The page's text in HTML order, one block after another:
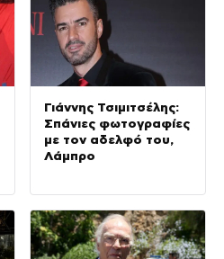
Γιάννης Τσιμιτσέλης:
Σπάνιες φωτογραφίες
με τον αδελφό του,
Λάμπρο